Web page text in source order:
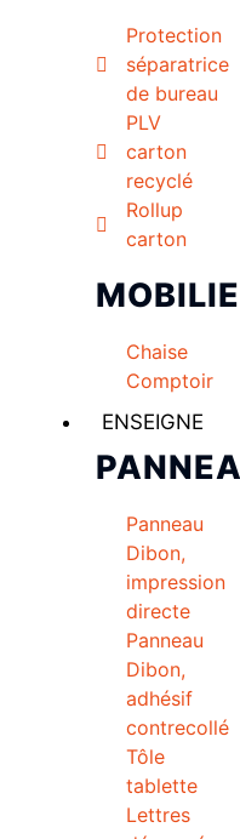
Protection
séparatrice
de bureau
PLV
carton
recyclé
Rollup
carton
Chaise
Comptoir
ENSEIGNE
Panneau
Dibon,
impression
directe
Panneau
Dibon,
adhésif
contrecollé
Tôle
tablette
Lettres